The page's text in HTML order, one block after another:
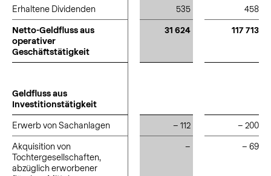
Erhaltene Dividenden 535 458
Netto-Geldfluss aus
operativer
Geschäftstätigkeit
31 624 117 713
Geldfluss aus
Investitionstätigkeit
Erwerb von Sachanlagen – 112 – 200
Akquisition von
Tochtergesellschaften,
abzüglich erworbener
– – 69
Erhaltene Dividenden
Netto-Geldfluss aus
operativer
Geschäftstätigkeit
Geldfluss aus
Investitionstätigkeit
Erwerb von Sachanlagen
Akquisition von
Tochtergesellschaften,
abzüglich erworbener